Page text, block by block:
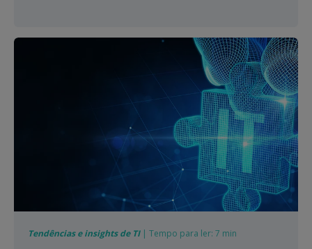
Tendências e insights de TI| Tempo para ler: 7 min